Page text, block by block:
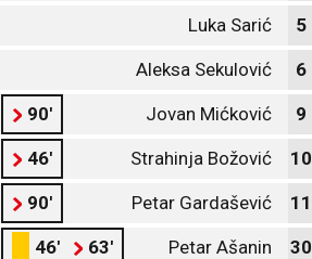
Luka Sarić 5
Aleksa Sekulović 6
90' Jovan Mićković 9
46' Strahinja Božović 10
90' Petar Gardašević 11
46' 63' Petar Ašanin 30